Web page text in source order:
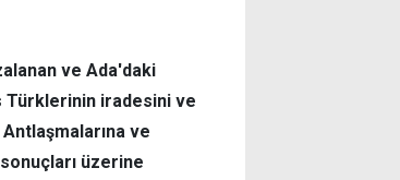
ve Ada'daki
Türklerinin iradesini ve
ve
üzerine